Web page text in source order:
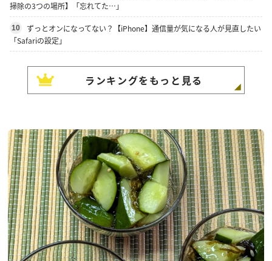
掃除の3つの場所】「忘れてた…」
10
ずっとオンになってない？【iPhone】通信量が気になる人が見直したい
「Safariの設定」
ランキングをもっと見る